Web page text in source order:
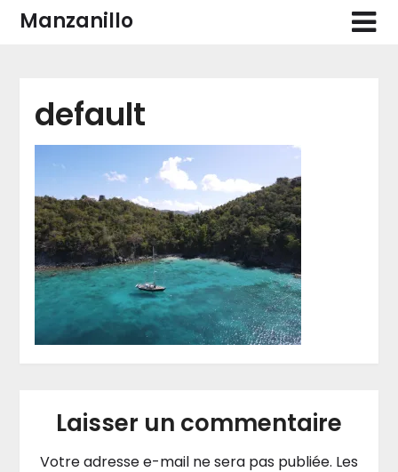
SkipManzanillo
default
Laisser un commentaire
Votre adresse e-mail ne sera pas publiée. Les